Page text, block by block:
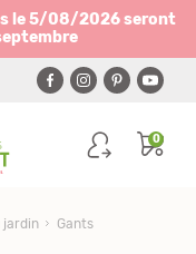
le 5/08/2026 seront
0
jardin Gants